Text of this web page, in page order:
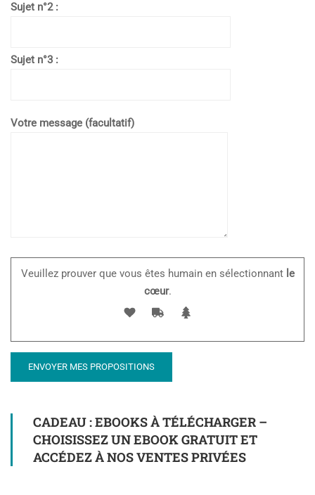
Sujet n°2 :
Sujet n°3 :
Votre message (facultatif)
Veuillez prouver que vous êtes humain en sélectionnantle
cœur.
CADEAU : EBOOKS À TÉLÉCHARGER –
CHOISISSEZ UN EBOOK GRATUIT ET
ACCÉDEZ À NOS VENTES PRIVÉES